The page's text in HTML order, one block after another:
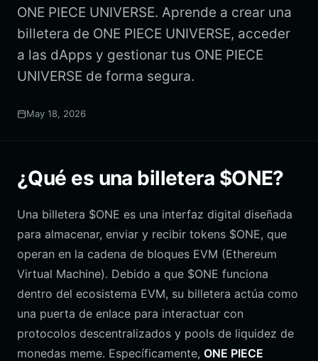
ONE PIECE UNIVERSE. Aprende a crear una
billetera de ONE PIECE UNIVERSE, acceder
a las dApps y gestionar tus ONE PIECE
UNIVERSE de forma segura.
May 18, 2026
¿Qué es una billetera $ONE?
Una billetera $ONE es una interfaz digital diseñada
para almacenar, enviar y recibir tokens $ONE, que
operan en la cadena de bloques EVM (Ethereum
Virtual Machine). Debido a que $ONE funciona
dentro del ecosistema EVM, su billetera actúa como
una puerta de enlace para interactuar con
protocolos descentralizados y pools de liquidez de
monedas meme. Específicamente, ONE PIECE